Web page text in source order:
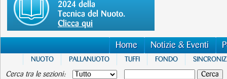
2024 della
Tecnica del Nuoto.
Clicca qui
Home Notizie & Eventi
NUOTO PALLANUOTO TUFFI FONDO
Cerca tra le sezioni: